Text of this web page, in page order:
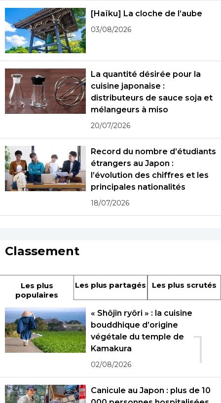
[Haïku] La cloche de l’aube
03/08/2026
La quantité désirée pour la
cuisine japonaise :
distributeurs de sauce soja et
mélangeurs à miso
20/07/2026
Record du nombre d’étudiants
étrangers au Japon :
l’évolution des chiffres et les
principales nationalités
18/07/2026
Classement
Les plus
populaires
Les plus partagés Les plus scrutés
1
« Shôjin ryôri » : la cuisine
bouddhique d’origine
végétale du temple de
Kamakura
02/08/2026
Canicule au Japon : plus de 10